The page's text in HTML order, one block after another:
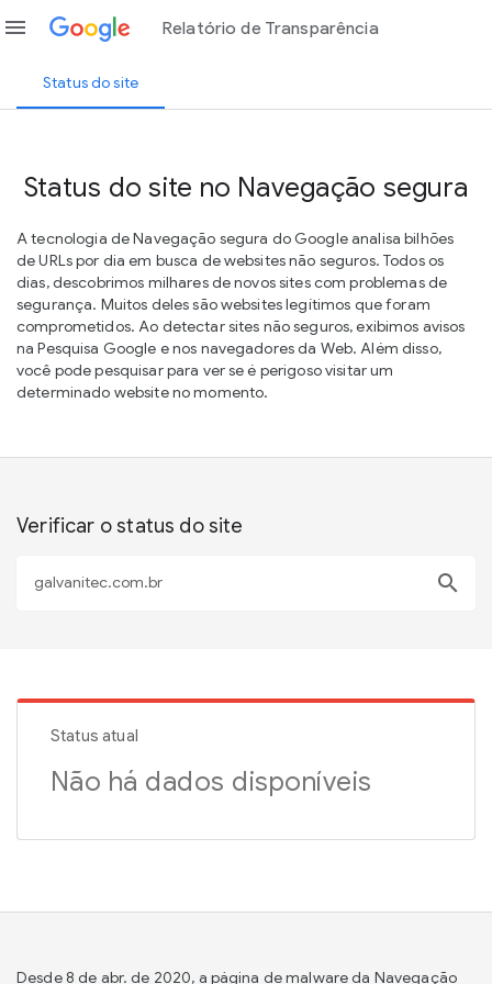
menu Relatório de Transparência
Status do site
Status do site no Navegação segura
A tecnologia de Navegação segura do Google analisa bilhões
de URLs por dia em busca de websites não seguros. Todos os
dias, descobrimos milhares de novos sites com problemas de
segurança. Muitos deles são websites legítimos que foram
comprometidos. Ao detectar sites não seguros, exibimos avisos
na Pesquisa Google e nos navegadores da Web. Além disso,
você pode pesquisar para ver se é perigoso visitar um
determinado website no momento.
Verificar o status do site
search
Status atual
Não há dados disponíveis
Desde 8 de abr. de 2020, a página de malware da Navegação